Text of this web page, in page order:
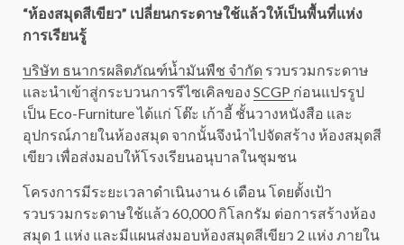
“ห้องสมุดสีเขียว” เปลี่ยนกระดาษใช้แล้วให้เป็นพื้นที่แห่ง
การเรียนรู้
บริษัท ธนากรผลิตภัณฑ์น้ำมันพืช จำกัด รวบรวมกระดาษ
และนำเข้าสู่กระบวนการรีไซเคิลของ SCGP ก่อนแปรรูป
เป็น Eco-Furniture ได้แก่ โต๊ะ เก้าอี้ ชั้นวางหนังสือ และ
อุปกรณ์ภายในห้องสมุด จากนั้นจึงนำไปจัดสร้าง ห้องสมุดสี
เขียว เพื่อส่งมอบให้โรงเรียนอนุบาลในชุมชน
โครงการมีระยะเวลาดำเนินงาน 6 เดือน โดยตั้งเป้า
รวบรวมกระดาษใช้แล้ว 60,000 กิโลกรัม ต่อการสร้างห้อง
สมุด 1 แห่ง และมีแผนส่งมอบห้องสมุดสีเขียว 2 แห่ง ภายใน